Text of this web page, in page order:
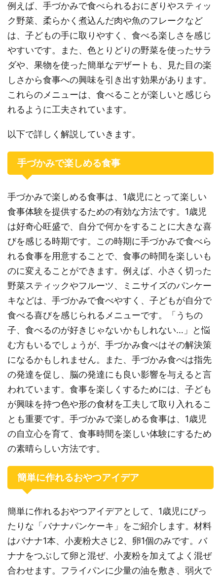
例えば、手づかみで食べられるおにぎりやスティッ
ク野菜、柔らかく煮込んだ肉や魚のフレークなど
は、子どもの手に取りやすく、食べる楽しさを感じ
やすいです。また、色とりどりの野菜を使ったサラ
ダや、果物を使った簡単なデザートも、見た目の楽
しさから食事への興味を引き出す効果があります。
これらのメニューは、食べることが楽しいと感じら
れるように工夫されています。
以下で詳しく解説していきます。
手づかみで楽しめる食事
手づかみで楽しめる食事は、1歳児にとって楽しい
食事体験を提供するための有効な方法です。1歳児
は好奇心旺盛で、自分で何かをすることに大きな喜
びを感じる時期です。この時期に手づかみで食べら
れる食事を用意することで、食事の時間を楽しいも
のに変えることができます。例えば、小さく切った
野菜スティックやフルーツ、ミニサイズのパンケー
キなどは、手づかみで食べやすく、子どもが自分で
食べる喜びを感じられるメニューです。「うちの
子、食べるのが好きじゃないかもしれない…」と悩
む方もいるでしょうが、手づかみ食べはその解決策
になるかもしれません。また、手づかみ食べは指先
の発達を促し、脳の発達にも良い影響を与えると言
われています。食事を楽しくするためには、子ども
が興味を持つ色や形の食材を工夫して取り入れるこ
とも重要です。手づかみで楽しめる食事は、1歳児
の自立心を育て、食事時間を楽しい体験にするため
の素晴らしい方法です。
簡単に作れるおやつアイデア
簡単に作れるおやつアイデアとして、1歳児にぴっ
たりな「バナナパンケーキ」をご紹介します。材料
はバナナ1本、小麦粉大さじ2、卵1個のみです。バ
ナナをつぶして卵と混ぜ、小麦粉を加えてよく混ぜ
合わせます。フライパンに少量の油を敷き、弱火で